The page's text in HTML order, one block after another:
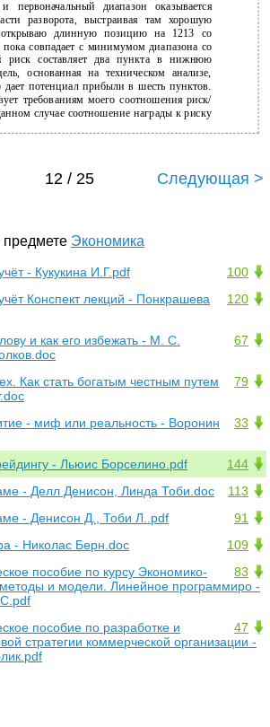
первоначальный диапазон оказывается
разворота, выстраивая там хорошую
длинную позицию на 1213 со
совпадает с минимумом диапазона со
риск составляет два пункта в нижнюю
основанная на техническом анализе,
дает потенциал прибыли в шесть пунктов.
требованиям моего соотношения риск/
случае соотношение награды к риску
12 / 25 Следующая >
Экономика
100
- Кукукина И.Г.pdf
120
Конспект лекций - Понкрашева
67
и как его избежать - М. С.
79
Как стать богатым честным путем
33
- миф или реальность - Воронин
144
- Льюис Борселино.pdf
113
- Делл Денисон, Линда Тоби.doc
91
- Денисон Д., Тоби Л..pdf
109
- Николас Берн.doc
83
пособие по курсу Экономико-
и модели. Линейное программиро -
47
пособие по разработке и
стратегии коммерческой организации -